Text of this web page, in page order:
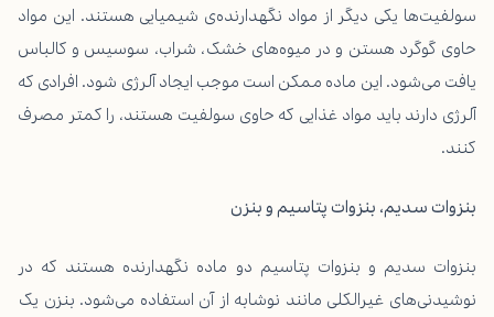
سولفیت‌ها یکی دیگر از مواد نگهدارنده‌ی شیمیایی هستند. این مواد
حاوی گوگرد هستن و در میوه‌های خشک، شراب، سوسیس و کالباس
یافت می‌شود. این ماده ممکن است موجب ایجاد آلرژی شود. افرادی که
آلرژی دارند باید مواد غذایی که حاوی سولفیت هستند، را کمتر مصرف
کنند.
بنزوات سدیم، بنزوات پتاسیم و بنزن
بنزوات سدیم و بنزوات پتاسیم دو ماده نگهدارنده هستند که در
نوشیدنی‌های غیرالکلی مانند نوشابه از آن استفاده می‌شود. بنزن یک